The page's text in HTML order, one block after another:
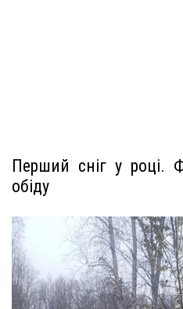
Перший сніг у році.
обіду